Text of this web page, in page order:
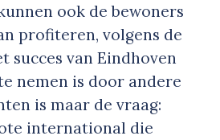
ook de bewoners
profiteren, volgens de
succes van Eindhoven
nemen is door andere
is maar de vraag:
international die